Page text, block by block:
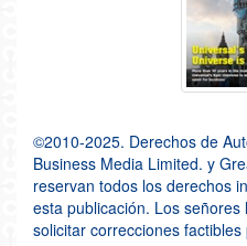
©2010-2025. Derechos de
Business Media Limited. y
reservan todos los derechos
esta publicación. Los
solicitar correcciones